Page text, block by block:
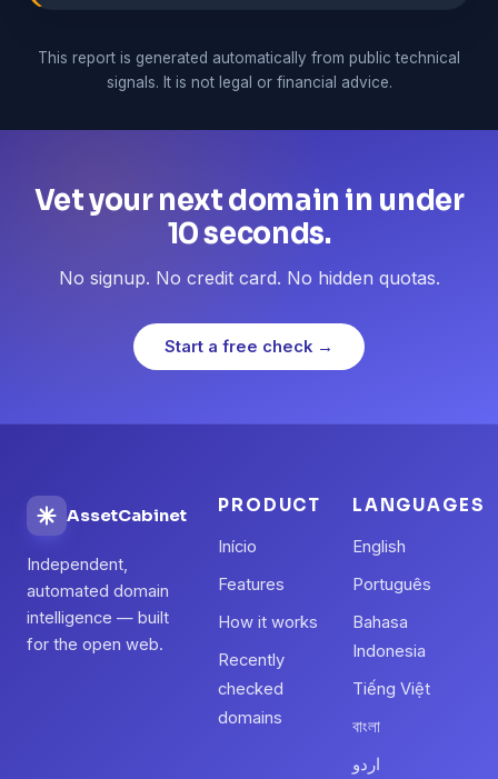
This report is generated automatically from public technical
signals. It is not legal or financial advice.
Vet your next domain in under
10 seconds.
No signup. No credit card. No hidden quotas.
Start a free check →
AssetCabinet
Independent,
automated domain
intelligence — built
for the open web.
PRODUCT
Início
Features
How it works
Recently
checked
domains
LANGUAGES
English
Português
Bahasa
Indonesia
Tiếng Việt
বাংলা
اردو